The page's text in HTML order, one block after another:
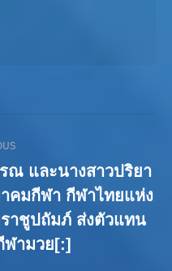
ณ และนางสาวปริยา
คมกีฬา กีฬาไทยแห่ง
าชูปถัมภ์ ส่งตัวแทน
ามวย[:]